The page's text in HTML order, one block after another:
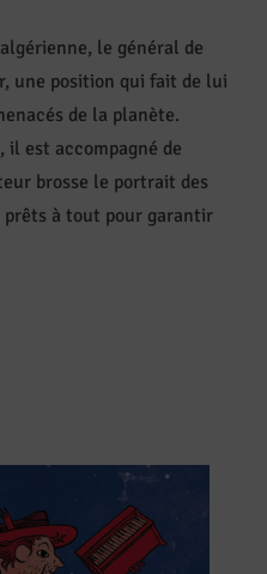
le général de
une position qui fait de lui
de la planète.
il est accompagné de
brosse le portrait des
prêts à tout pour garantir